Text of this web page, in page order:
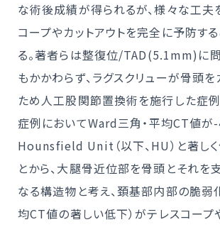
な術後成績が得られるが、様々な工夫
コープやカットアウトを完全に予防す
る。著者らは整復位/TAD(5.1mm)に
もかかわらず、ラグスクリューが骨頭を
ため人工股関節置換術を施行した症例
症例においてWard三角・平均CT値が
Hounsfield Unit（以下、HU）と著し
とから、大腿骨近位部を骨頭とそれを
なる構造物と考え、頚基部内部の脆弱
均CT値の著しい低下）がテレスコープ